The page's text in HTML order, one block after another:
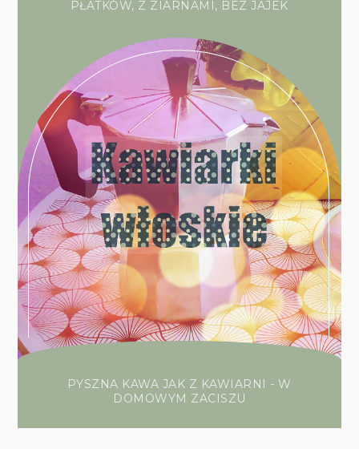
PŁATKÓW, Z ZIARNAMI, BEZ JAJEK
PYSZNA KAWA JAK Z KAWIARNI - W
DOMOWYM ZACISZU